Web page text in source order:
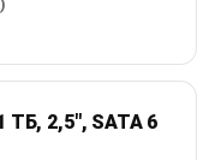
ТБ, 2,5", SATA 6